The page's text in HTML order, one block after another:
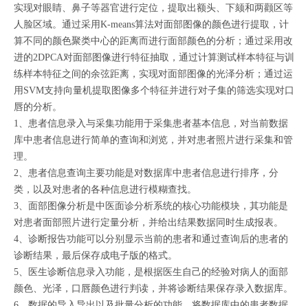
实现对眼睛、鼻子等器官进行定位，提取出额头、下颏和两颧区等
人脸区域。通过采用K-means算法对面部图像的颜色进行提取，计
算不同的颜色聚类中心的距离而进行面部颜色的分析； 通过采用改
进的2DPCA对面部图像进行特征抽取，通过计算测试样本特征与训
练样本特征之间的余弦距离，实现对面部图像的光泽分析；通过运
用SVM支持向量机提取图像多个特征并进行对子集的筛选实现对口
唇的分析。
1、患者信息录入与采集功能用于采集患者基本信息，对当前数据
库中患者信息进行简单的查询和浏览，并对患者照片进行采集和管
理。
2、患者信息查询主要功能是对数据库中患者信息进行排序，分
类，以及对患者的各种信息进行模糊查找。
3、面部图像分析是中医面诊分析系统的核心功能模块，其功能是
对患者面部照片进行定量分析，并给出结果数据同时生成报表。
4、诊断报告功能可以分别显示当前的患者和通过查询后的患者的
诊断结果，最后保存成电子版的格式。
5、医生诊断信息录入功能，是根据医生自己的经验对病人的面部
颜色、光泽，口唇颜色进行判读，并将诊断结果保存录入数据库。